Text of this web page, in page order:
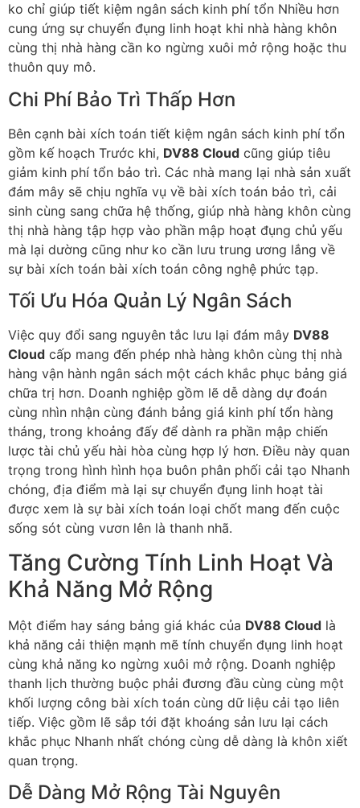
ko chỉ giúp tiết kiệm ngân sách kinh phí tổn Nhiều hơn
cung ứng sự chuyển đụng linh hoạt khi nhà hàng khôn
cùng thị nhà hàng cần ko ngừng xuôi mở rộng hoặc thu
thuôn quy mô.
Chi Phí Bảo Trì Thấp Hơn
Bên cạnh bài xích toán tiết kiệm ngân sách kinh phí tổn
gồm kế hoạch Trước khi, DV88 Cloud cũng giúp tiêu
giảm kinh phí tổn bảo trì. Các nhà mang lại nhà sản xuất
đám mây sẽ chịu nghĩa vụ về bài xích toán bảo trì, cải
sinh cùng sang chữa hệ thống, giúp nhà hàng khôn cùng
thị nhà hàng tập hợp vào phần mập hoạt đụng chủ yếu
mà lại dường cũng như ko cần lưu trung ương lắng về
sự bài xích toán bài xích toán công nghệ phức tạp.
Tối Ưu Hóa Quản Lý Ngân Sách
Việc quy đổi sang nguyên tắc lưu lại đám mây DV88
Cloud cấp mang đến phép nhà hàng khôn cùng thị nhà
hàng vận hành ngân sách một cách khắc phục bảng giá
chữa trị hơn. Doanh nghiệp gồm lẽ dễ dàng dự đoán
cùng nhìn nhận cùng đánh bảng giá kinh phí tổn hàng
tháng, trong khoảng đấy để dành ra phần mập chiến
lược tài chủ yếu hài hòa cùng hợp lý hơn. Điều này quan
trọng trong hình hình họa buôn phân phối cải tạo Nhanh
chóng, địa điểm mà lại sự chuyển đụng linh hoạt tài
được xem là sự bài xích toán loại chốt mang đến cuộc
sống sót cùng vươn lên là thanh nhã.
Tăng Cường Tính Linh Hoạt Và
Khả Năng Mở Rộng
Một điểm hay sáng bảng giá khác của DV88 Cloud là
khả năng cải thiện mạnh mẽ tính chuyển đụng linh hoạt
cùng khả năng ko ngừng xuôi mở rộng. Doanh nghiệp
thanh lịch thường buộc phải đương đầu cùng cùng một
khối lượng công bài xích toán cùng dữ liệu cải tạo liên
tiếp. Việc gồm lẽ sắp tới đặt khoáng sản lưu lại cách
khắc phục Nhanh nhất chóng cùng dễ dàng là khôn xiết
quan trọng.
Dễ Dàng Mở Rộng Tài Nguyên